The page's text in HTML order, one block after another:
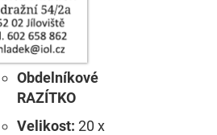
Obdelníkové
RAZÍTKO
Velikost: 20 x